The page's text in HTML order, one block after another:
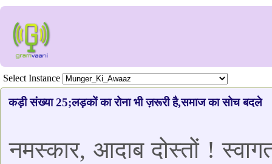
Select Instance
कड़ी संख्या 25;लड़कों का रोना भी ज़रूरी है,समाज का सोच बदले
नमस्कार, आदाब दोस्तों !